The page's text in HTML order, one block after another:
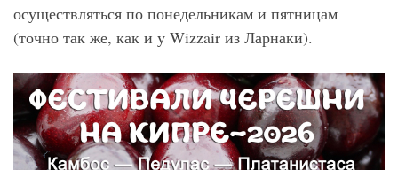
осуществляться по понедельникам и пятницам
(точно так же, как и у Wizzair из Ларнаки).